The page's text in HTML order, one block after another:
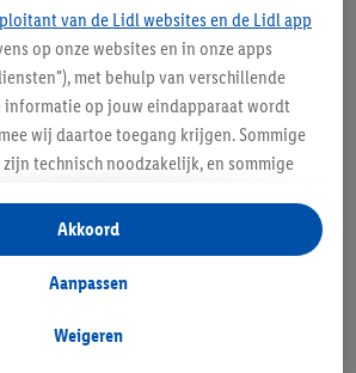
p
p
en
.
W
e
gr
ij
van de Lidl websites en de Lidl app
op onze websites en in onze apps
met behulp van verschillende
informatie op jouw eindapparaat wordt
wij daartoe toegang krijgen. Sommige
technisch noodzakelijk, en sommige
het verzamelen en
of voor het tonen van
binnen en buiten de Lidl-diensten.
in de winkel ook voor de
Weigeren
Aanpassen
Akkoord